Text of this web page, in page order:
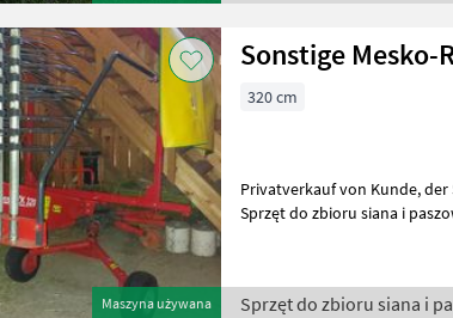
Maszyna używana
Sonstige Mesko-
320 cm
Privatverkauf von Kunde, der Schwader steht NICHT im Lagerhaus !
Sprzęt do zbioru siana i
Sprzęt do zbioru siana i